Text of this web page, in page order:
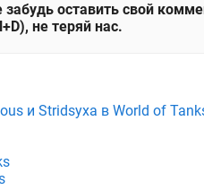
забудь оставить свой
не теряй нас.
и Stridsyxa в World of